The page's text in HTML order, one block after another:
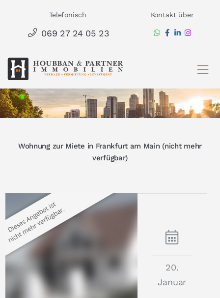
springen
Telefonisch
069 27 24 05 23
Kontakt über
Wohnung zur Miete in Frankfurt am Main (nicht mehr
verfügbar)
20.
Januar